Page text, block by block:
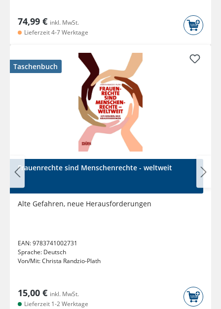
74,99 € inkl. MwSt.
Lieferzeit 4-7 Werktage
Taschenbuch
Frauenrechte sind Menschenrechte - weltweit
Alte Gefahren, neue Herausforderungen
EAN:9783741002731
Sprache: Deutsch
Von/Mit:Christa Randzio-Plath
15,00 € inkl. MwSt.
Lieferzeit 1-2 Werktage